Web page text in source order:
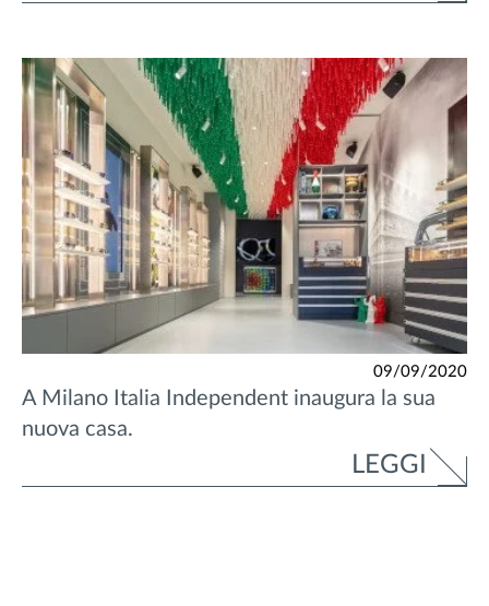
09/09/2020
A Milano Italia Independent inaugura la sua
nuova casa.
LEGGI